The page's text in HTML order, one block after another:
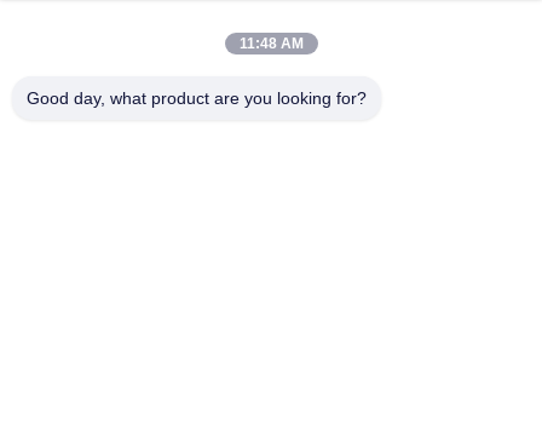
Цилиндрическая лепешка молекулярной сетки 13X размер
25kg/Bag поры 2 до 3mm
промышленных применений
11:48 AM
Good day, what product are you looking for?